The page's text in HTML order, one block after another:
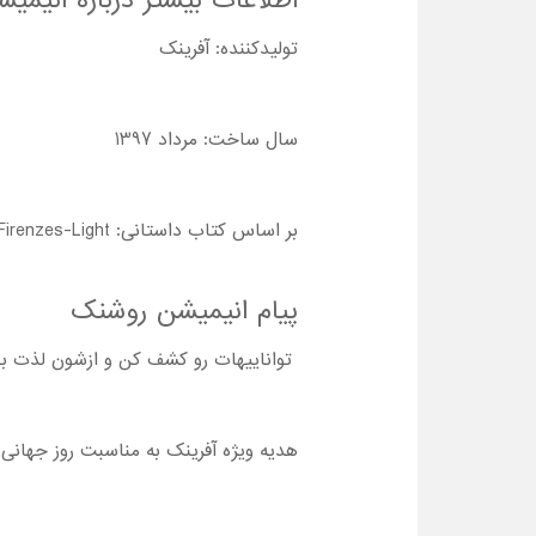
تولیدکننده: آفرینک
سال ساخت: مرداد 1397
بر اساس کتاب داستانی: Firenzes-Light
پیام انیمیشن روشنک
تواناییهات رو کشف کن و ازشون لذت
هدیه ویژه آفرینک به مناسبت روز